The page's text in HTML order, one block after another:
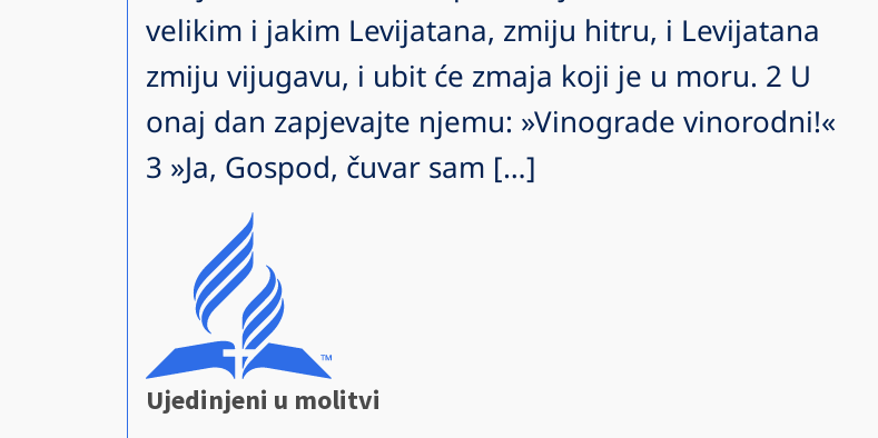
velikim i jakim Levijatana, zmiju hitru, i Levijatana
zmiju vijugavu, i ubit će zmaja koji je u moru. 2 U
onaj dan zapjevajte njemu: »Vinograde vinorodni!«
3 »Ja, Gospod, čuvar sam […]
Ujedinjeni u molitvi